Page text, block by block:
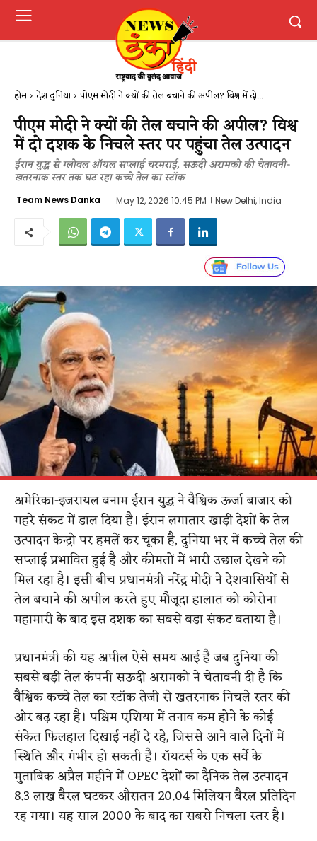
होम देश दुनिया पीएम मोदी ने क्यों की तेल बचाने की अपील? विश्व में दो...
पीएम मोदी ने क्यों की तेल बचाने की अपील? विश्व
में दो दशक के निचले स्तर पर पहुंचा तेल उत्पादन
ईरान युद्ध से ग्लोबल ऑयल सप्लाई चरमराई, सऊदी अरामको की चेतावनी-
खतरनाक स्तर तक घट रहा कच्चे तेल का स्टॉक
Team News Danka May 12, 2026 10:45 PM New Delhi, India
अमेरिका-इजरायल बनाम ईरान युद्ध ने वैश्विक ऊर्जा बाजार को
गहरे संकट में डाल दिया है। ईरान लगातार खाड़ी देशों के तेल
उत्पादन केन्द्रो पर हमलें कर चूका है, दुनिया भर में कच्चे तेल की
सप्लाई प्रभावित हुई है और कीमतों में भारी उछाल देखने को
मिल रहा है। इसी बीच प्रधानमंत्री नरेंद्र मोदी ने देशवासियों से
तेल बचाने की अपील करते हुए मौजूदा हालात को कोरोना
महामारी के बाद इस दशक का सबसे बड़ा संकट बताया है।
प्रधानमंत्री की यह अपील ऐसे समय आई है जब दुनिया की
सबसे बड़ी तेल कंपनी सऊदी अरामको ने चेतावनी दी है कि
वैश्विक कच्चे तेल का स्टॉक तेजी से खतरनाक निचले स्तर की
ओर बढ़ रहा है। पश्चिम एशिया में तनाव कम होने के कोई
संकेत फिलहाल दिखाई नहीं दे रहे, जिससे आने वाले दिनों में
स्थिति और गंभीर हो सकती है। रॉयटर्स के एक सर्वे के
मुताबिक अप्रैल महीने में OPEC देशों का दैनिक तेल उत्पादन
8.3 लाख बैरल घटकर औसतन 20.04 मिलियन बैरल प्रतिदिन
रह गया। यह साल 2000 के बाद का सबसे निचला स्तर है।